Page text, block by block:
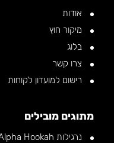
אודות
מיקור חוץ
בלוג
צרו קשר
רישום למועדון לקוחות
מתוגים מובילים
נרגילות Alpha Hookah